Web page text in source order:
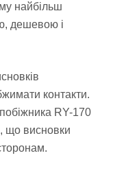
найбільш
дешевою і
контакти.
RY-170
що висновки